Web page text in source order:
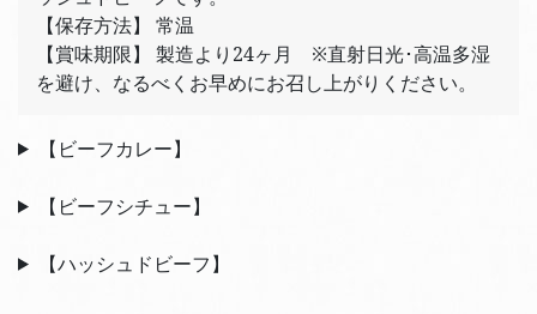
【保存方法】 常温
【賞味期限】 製造より24ヶ月 ※直射日光･高温多湿
を避け、なるべくお早めにお召し上がりください。
【ビーフカレー】
【ビーフシチュー】
【ハッシュドビーフ】